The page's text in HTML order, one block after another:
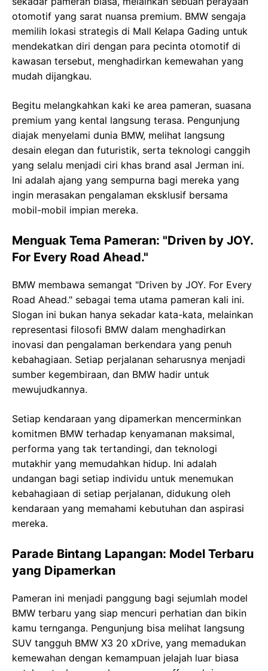
otomotif yang sarat nuansa premium. BMW sengaja
memilih lokasi strategis di Mall Kelapa Gading untuk
mendekatkan diri dengan para pecinta otomotif di
kawasan tersebut, menghadirkan kemewahan yang
mudah dijangkau.
Begitu melangkahkan kaki ke area pameran, suasana
premium yang kental langsung terasa. Pengunjung
diajak menyelami dunia BMW, melihat langsung
desain elegan dan futuristik, serta teknologi canggih
yang selalu menjadi ciri khas brand asal Jerman ini.
Ini adalah ajang yang sempurna bagi mereka yang
ingin merasakan pengalaman eksklusif bersama
mobil-mobil impian mereka.
Menguak Tema Pameran: "Driven by JOY.
For Every Road Ahead."
BMW membawa semangat "Driven by JOY. For Every
Road Ahead." sebagai tema utama pameran kali ini.
Slogan ini bukan hanya sekadar kata-kata, melainkan
representasi filosofi BMW dalam menghadirkan
inovasi dan pengalaman berkendara yang penuh
kebahagiaan. Setiap perjalanan seharusnya menjadi
sumber kegembiraan, dan BMW hadir untuk
mewujudkannya.
Setiap kendaraan yang dipamerkan mencerminkan
komitmen BMW terhadap kenyamanan maksimal,
performa yang tak tertandingi, dan teknologi
mutakhir yang memudahkan hidup. Ini adalah
undangan bagi setiap individu untuk menemukan
kebahagiaan di setiap perjalanan, didukung oleh
kendaraan yang memahami kebutuhan dan aspirasi
mereka.
Parade Bintang Lapangan: Model Terbaru
yang Dipamerkan
Pameran ini menjadi panggung bagi sejumlah model
BMW terbaru yang siap mencuri perhatian dan bikin
kamu ternganga. Pengunjung bisa melihat langsung
SUV tangguh BMW X3 20 xDrive, yang memadukan
kemewahan dengan kemampuan jelajah luar biasa